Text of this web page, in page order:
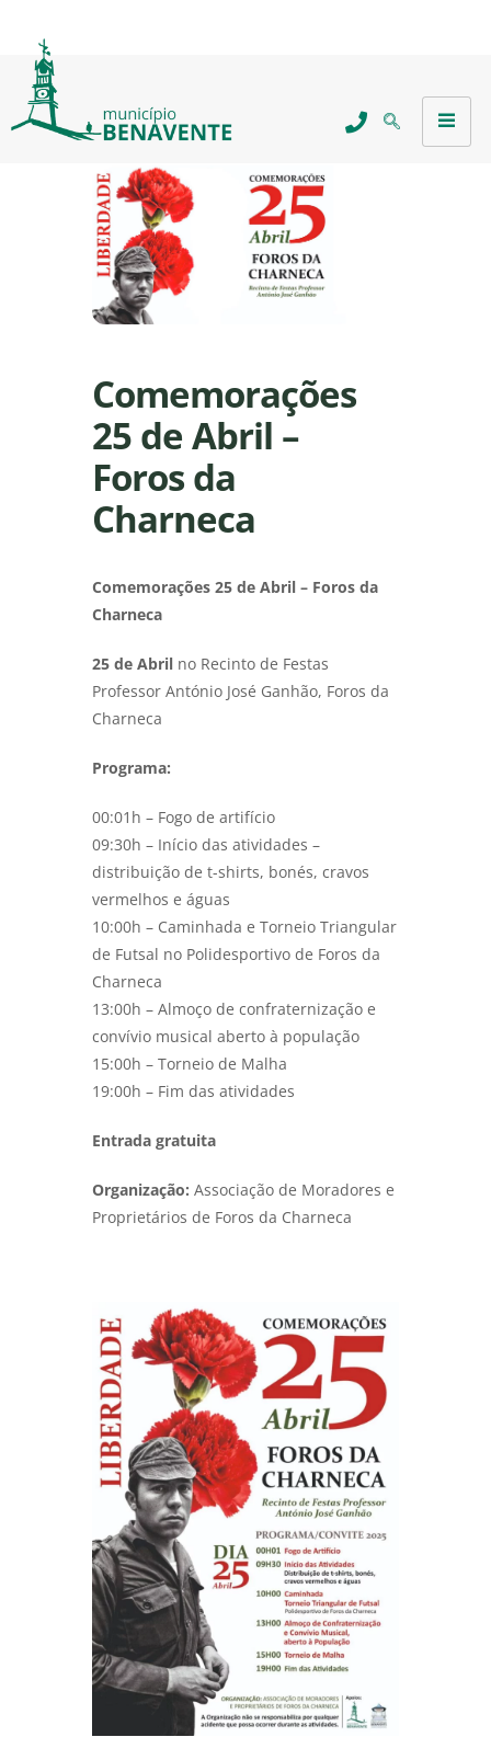
Comemorações
25 de Abril –
Foros da
Charneca
Comemorações 25 de Abril – Foros da
Charneca
25 de Abril no Recinto de Festas
Professor António José Ganhão, Foros da
Charneca
Programa:
00:01h – Fogo de artifício
09:30h – Início das atividades –
distribuição de t-shirts, bonés, cravos
vermelhos e águas
10:00h – Caminhada e Torneio Triangular
de Futsal no Polidesportivo de Foros da
Charneca
13:00h – Almoço de confraternização e
convívio musical aberto à população
15:00h – Torneio de Malha
19:00h – Fim das atividades
Entrada gratuita
Organização: Associação de Moradores e
Proprietários de Foros da Charneca